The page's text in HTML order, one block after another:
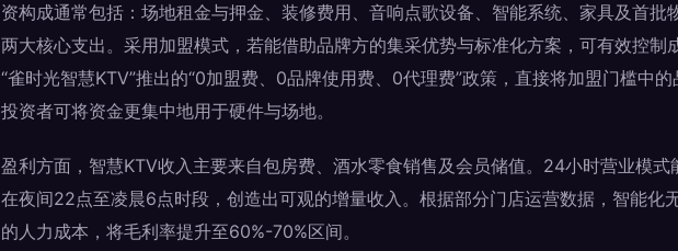
资构成通常包括：场地租金与押金、装修费用、音响点歌设备、智能系统、家具及首批
两大核心支出。采用加盟模式，若能借助品牌方的集采优势与标准化方案，可有效控制
“雀时光智慧KTV”推出的“0加盟费、0品牌使用费、0代理费”政策，直接将加盟门槛中的
投资者可将资金更集中地用于硬件与场地。
盈利方面，智慧KTV收入主要来自包房费、酒水零食销售及会员储值。24小时营业模式
在夜间22点至凌晨6点时段，创造出可观的增量收入。根据部分门店运营数据，智能化
的人力成本，将毛利率提升至60%-70%区间。